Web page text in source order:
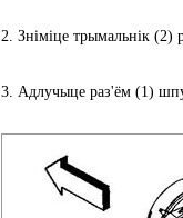
2. Зніміце трымальнік (2)
3. Адлучыце раз'ём (1)